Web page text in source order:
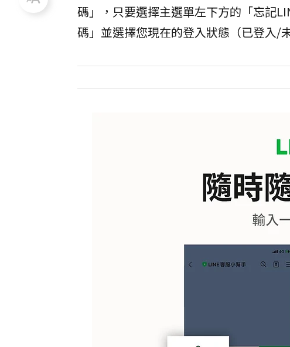
碼」，只要選擇主選單左下方的「忘記
碼」並選擇您現在的登入狀態（已登入/